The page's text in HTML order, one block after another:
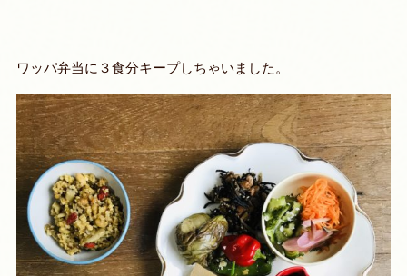
ワッパ弁当に３食分キープしちゃいました。